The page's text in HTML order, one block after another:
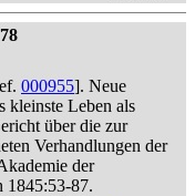
000955]. Neue
kleinste Leben als
über die zur
Verhandlungen der
der
1845:53-87.